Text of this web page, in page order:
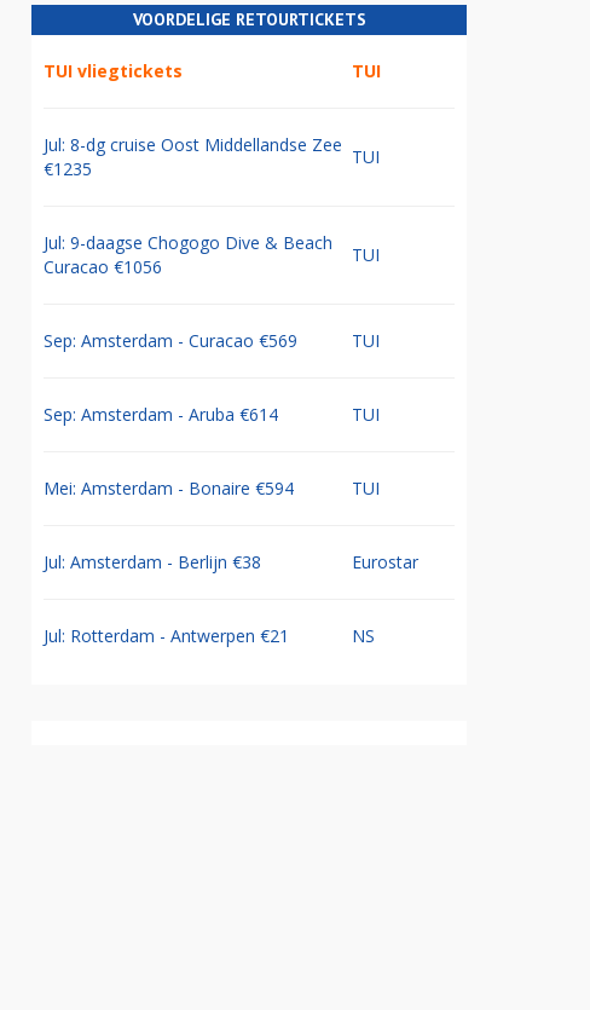
VOORDELIGE RETOURTICKETS
TUI vliegtickets TUI
Jul: 8-dg cruise Oost Middellandse Zee
€1235
TUI
Jul: 9-daagse Chogogo Dive & Beach
Curacao €1056
TUI
Sep: Amsterdam - Curacao €569 TUI
Sep: Amsterdam - Aruba €614 TUI
Mei: Amsterdam - Bonaire €594 TUI
Jul: Amsterdam - Berlijn €38 Eurostar
Jul: Rotterdam - Antwerpen €21 NS